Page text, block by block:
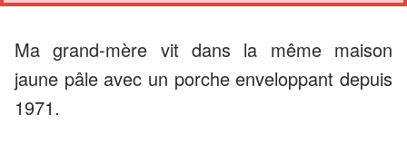
Ma grand-mère vit dans la même maison
jaune pâle avec un porche enveloppant depuis
1971.